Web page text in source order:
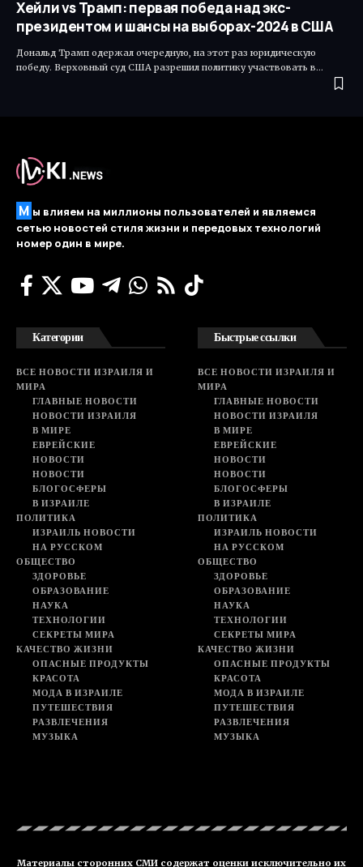
Хейли vs Трамп: первая победа над экс-
президентом и шансы на выборах-2024 в США
Дональд Трамп одержал очередную, на этот раз юридическую
победу. Верховный суд США разрешил политику участвовать в…
М ы влияем на миллионы пользователей и являемся
сетью новостей стиля жизни и передовых технологий
номер один в мире.
Категории
ВСЕ НОВОСТИ ИЗРАИЛЯ И
МИРА
ГЛАВНЫЕ НОВОСТИ
НОВОСТИ ИЗРАИЛЯ
В МИРЕ
ЕВРЕЙСКИЕ
НОВОСТИ
НОВОСТИ
БЛОГОСФЕРЫ
В ИЗРАИЛЕ
ПОЛИТИКА
ИЗРАИЛЬ НОВОСТИ
НА РУССКОМ
ОБЩЕСТВО
ЗДОРОВЬЕ
ОБРАЗОВАНИЕ
НАУКА
ТЕХНОЛОГИИ
СЕКРЕТЫ МИРА
КАЧЕСТВО ЖИЗНИ
ОПАСНЫЕ ПРОДУКТЫ
КРАСОТА
МОДА В ИЗРАИЛЕ
ПУТЕШЕСТВИЯ
РАЗВЛЕЧЕНИЯ
МУЗЫКА
Быстрые ссылки
ВСЕ НОВОСТИ ИЗРАИЛЯ И
МИРА
ГЛАВНЫЕ НОВОСТИ
НОВОСТИ ИЗРАИЛЯ
В МИРЕ
ЕВРЕЙСКИЕ
НОВОСТИ
НОВОСТИ
БЛОГОСФЕРЫ
В ИЗРАИЛЕ
ПОЛИТИКА
ИЗРАИЛЬ НОВОСТИ
НА РУССКОМ
ОБЩЕСТВО
ЗДОРОВЬЕ
ОБРАЗОВАНИЕ
НАУКА
ТЕХНОЛОГИИ
СЕКРЕТЫ МИРА
КАЧЕСТВО ЖИЗНИ
ОПАСНЫЕ ПРОДУКТЫ
КРАСОТА
МОДА В ИЗРАИЛЕ
ПУТЕШЕСТВИЯ
РАЗВЛЕЧЕНИЯ
МУЗЫКА
Материалы сторонних СМИ содержат оценки исключительно их